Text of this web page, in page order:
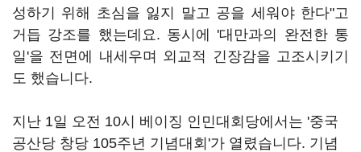
성하기 위해 초심을 잃지 말고 공을 세워야 한다"고
거듭 강조를 했는데요. 동시에 '대만과의 완전한 통
일'을 전면에 내세우며 외교적 긴장감을 고조시키기
도 했습니다.
지난 1일 오전 10시 베이징 인민대회당에서는 '중국
공산당 창당 105주년 기념대회'가 열렸습니다. 기념